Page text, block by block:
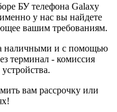
БУ телефона Galaxy
у нас вы найдете
вашим требованиям.
наличными и с помощью
терминал - комиссия
вам рассрочку или